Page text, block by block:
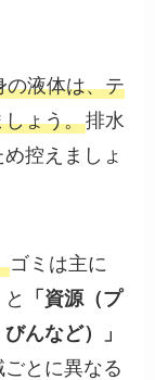
の液体は、テ
しょう。排水
控えましょ
ゴミは主に
と
「資源（プ
んなど）」
とに異なる